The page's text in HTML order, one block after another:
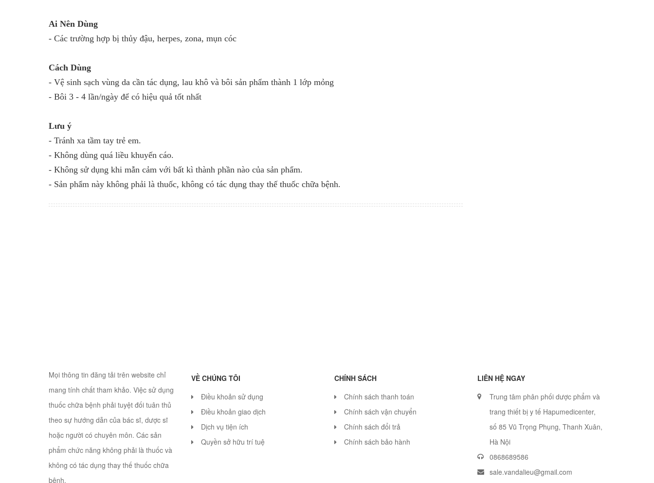
Ai Nên Dùng
- Các trường hợp bị thủy đậu, herpes, zona, mụn cóc
Cách Dùng
- Vệ sinh sạch vùng da cần tác dụng, lau khô và bôi sản phẩm thành 1 lớp mỏng
- Bôi 3 - 4 lần/ngày để có hiệu quả tốt nhất
Lưu ý
- Tránh xa tầm tay trẻ em.
- Không dùng quá liều khuyến cáo.
- Không sử dụng khi mẫn cảm với bất kì thành phần nào của sản phẩm.
- Sản phẩm này không phải là thuốc, không có tác dụng thay thế thuốc chữa bệnh.
Mọi thông tin đăng tải trên website chỉ
mang tính chất tham khảo. Việc sử dụng
thuốc chữa bệnh phải tuyệt đối tuân thủ
theo sự hướng dẫn của bác sĩ, dược sĩ
hoặc người có chuyên môn. Các sản
phẩm chức năng không phải là thuốc và
không có tác dụng thay thế thuốc chữa
bệnh.
VỀ CHÚNG TÔI
Điều khoản sử dụng
Điều khoản giao dịch
Dịch vụ tiện ích
Quyền sở hữu trí tuệ
CHÍNH SÁCH
Chính sách thanh toán
Chính sách vận chuyển
Chính sách đổi trả
Chính sách bảo hành
LIÊN HỆ NGAY
Trung tâm phân phối dược phẩm và
trang thiết bị y tế Hapumedicenter,
số 85 Vũ Trọng Phụng, Thanh Xuân,
Hà Nội
0868689586
sale.vandalieu@gmail.com